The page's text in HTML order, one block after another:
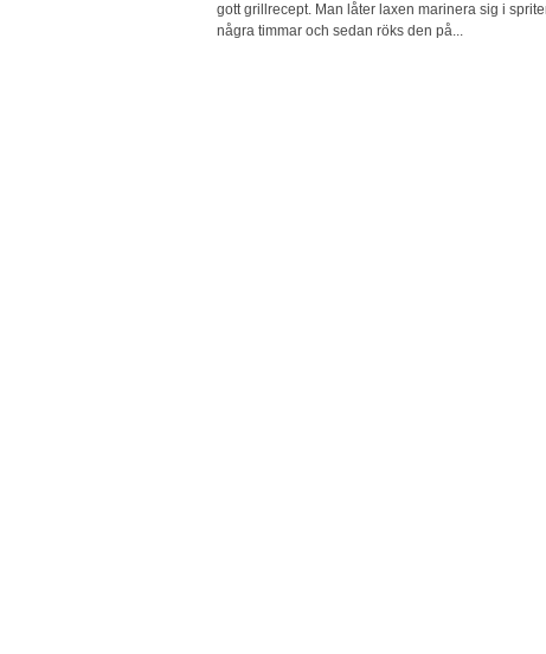
gott grillrecept. Man låter laxen marinera sig i
några timmar och sedan röks den på...